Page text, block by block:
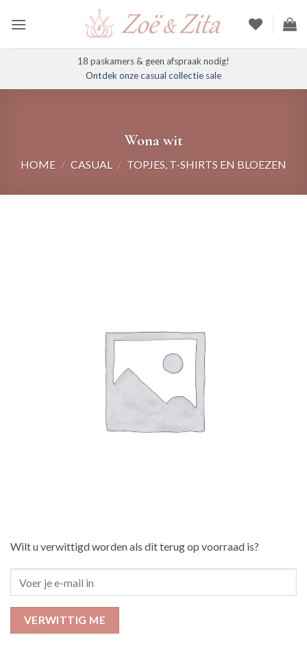
naar
18 paskamers & geen afspraak nodig!
Ontdek onze casual collectie sale
Wona wit
HOME / CASUAL / TOPJES, T-SHIRTS EN BLOEZEN
Wilt u verwittigd worden als dit terug op voorraad is?
VERWITTIG ME